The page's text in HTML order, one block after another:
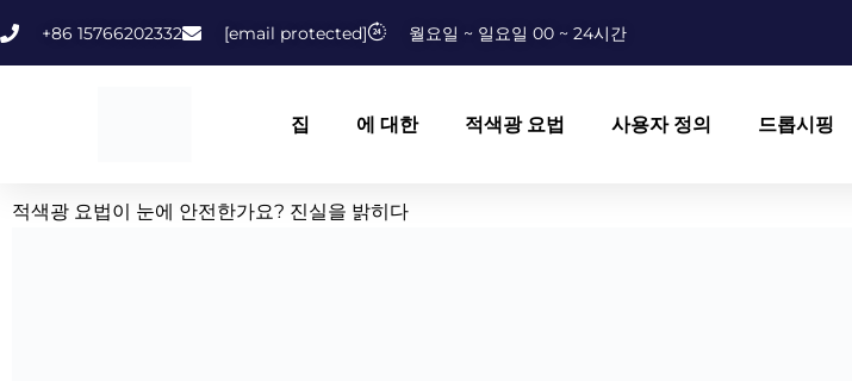
텐
뛰
+86 15766202332 [email protected] 월요일 ~ 일요일 00 ~ 24시간
집 에 대한 적색광 요법 사용자 정의 드롭시핑
적색광 요법이 눈에 안전한가요? 진실을 밝히다